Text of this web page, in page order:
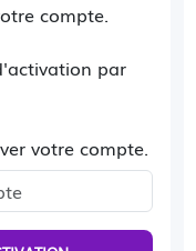
compte.
par
votre compte.